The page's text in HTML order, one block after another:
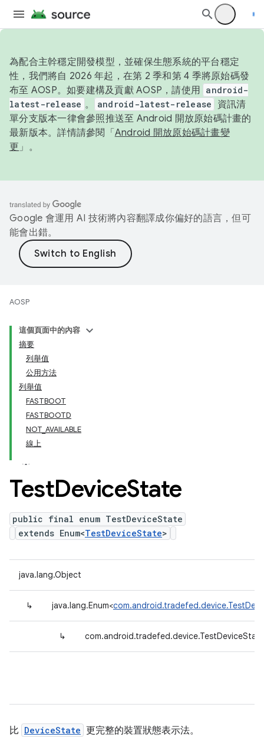
為配合主幹穩定開發模型，並確保生態系統的平台穩定
性，我們將自 2026 年起，在第 2 季和第 4 季將原始碼發
布至 AOSP。如要建構及貢獻 AOSP，請使用 android-
latest-release 。 android-latest-release
資訊清
單分支版本一律會參照推送至 Android 開放原始碼計畫的
最新版本。詳情請參閱「 Android 開放原始碼計畫變
更 」。
Google 會運用 AI 技術將內容翻譯成你偏好的語言，但可
能會出錯。
AOSP
這個頁面中的內容
摘要
列舉值
公用方法
列舉值
FASTBOOT
FASTBOOTD
NOT_AVAILABLE
線上
TestDeviceState
public final enum TestDeviceState
extends Enum<TestDeviceState>
java.lang.Object
↳ java.lang.Enum<
↳ com.android.tradefed.device.TestDeviceState
比 DeviceState 更完整的裝置狀態表示法。